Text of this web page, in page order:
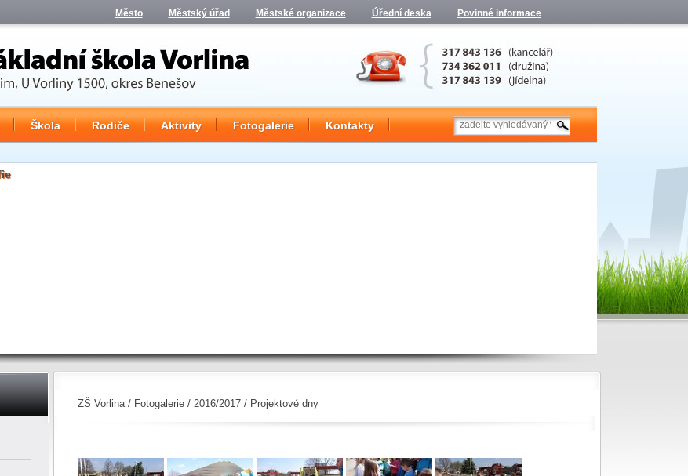
Město Městský úřad Městské organizace Úřední deska Povinné informace
Škola Rodiče Aktivity Fotogalerie Kontakty
ZŠ Vorlina/ Fotogalerie/ 2016/2017/ Projektové dny